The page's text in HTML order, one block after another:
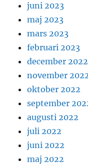
juni 2023
maj 2023
mars 2023
februari 2023
december 2022
november
oktober 2022
september
augusti 2022
juli 2022
juni 2022
maj 2022